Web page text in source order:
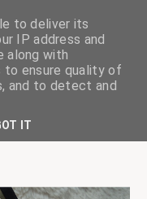
to deliver its
IP address and
along with
to ensure quality of
and to detect and
IT